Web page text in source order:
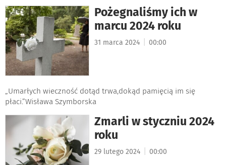
Pożegnaliśmy ich w
marcu 2024 roku
31 marca 2024 00:00
„Umarłych wieczność dotąd trwa,dokąd pamięcią im się
płaci.”Wisława Szymborska
Zmarli w styczniu 2024
roku
29 lutego 2024 00:00